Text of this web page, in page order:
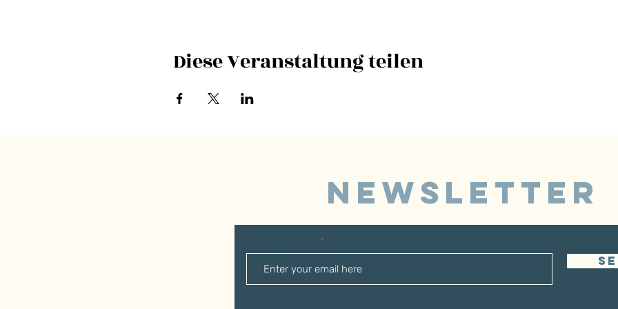
Diese Veranstaltung teilen
NEWSLETTER